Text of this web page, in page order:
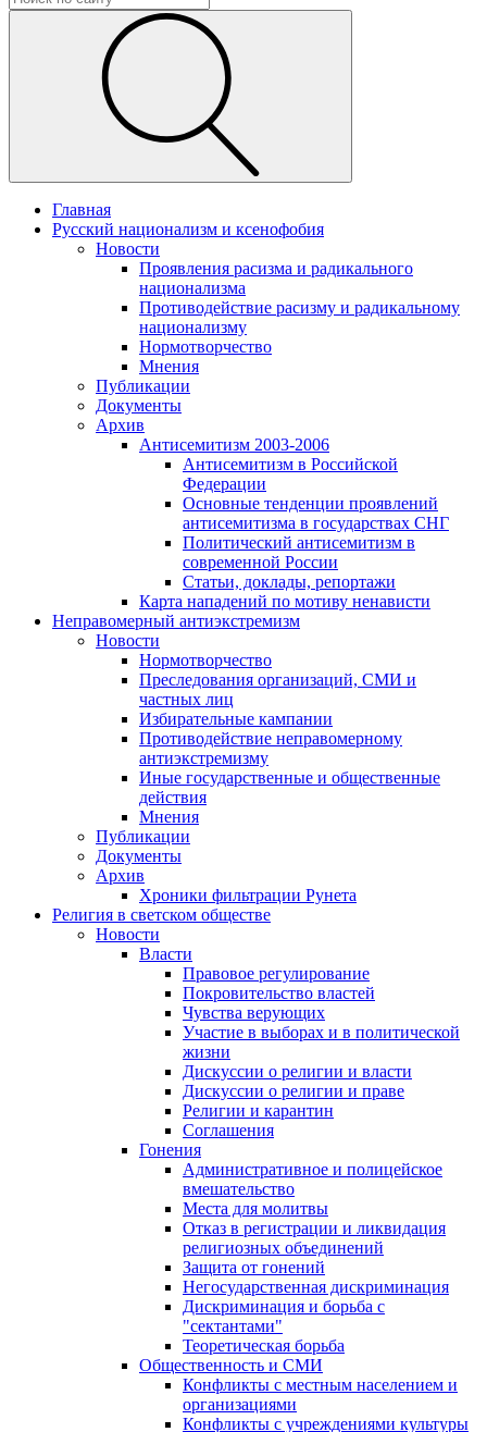
Главная
Русский национализм и ксенофобия
Новости
Проявления расизма и радикального
национализма
Противодействие расизму и радикальному
национализму
Нормотворчество
Мнения
Публикации
Документы
Архив
Антисемитизм 2003-2006
Антисемитизм в Российской
Федерации
Основные тенденции проявлений
антисемитизма в государствах СНГ
Политический антисемитизм в
современной России
Статьи, доклады, репортажи
Карта нападений по мотиву ненависти
Неправомерный антиэкстремизм
Новости
Нормотворчество
Преследования организаций, СМИ и
частных лиц
Избирательные кампании
Противодействие неправомерному
антиэкстремизму
Иные государственные и общественные
действия
Мнения
Публикации
Документы
Архив
Хроники фильтрации Рунета
Религия в светском обществе
Новости
Власти
Правовое регулирование
Покровительство властей
Чувства верующих
Участие в выборах и в политической
жизни
Дискуссии о религии и власти
Дискуссии о религии и праве
Религии и карантин
Соглашения
Гонения
Административное и полицейское
вмешательство
Места для молитвы
Отказ в регистрации и ликвидация
религиозных объединений
Защита от гонений
Негосударственная дискриминация
Дискриминация и борьба с
"сектантами"
Теоретическая борьба
Общественность и СМИ
Конфликты с местным населением и
организациями
Конфликты с учреждениями культуры